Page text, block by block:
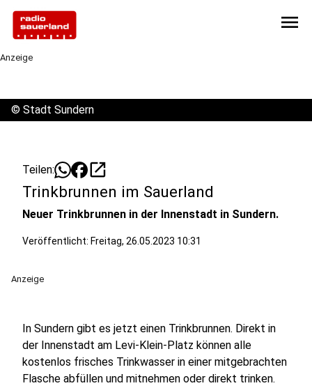
menu
Anzeige
© Stadt Sundern
Teilen: open_in_new
Trinkbrunnen im Sauerland
Neuer Trinkbrunnen in der Innenstadt in Sundern.
Veröffentlicht: Freitag, 26.05.2023 10:31
Anzeige
In Sundern gibt es jetzt einen Trinkbrunnen. Direkt in
der Innenstadt am Levi-Klein-Platz können alle
kostenlos frisches Trinkwasser in einer mitgebrachten
Flasche abfüllen und mitnehmen oder direkt trinken.